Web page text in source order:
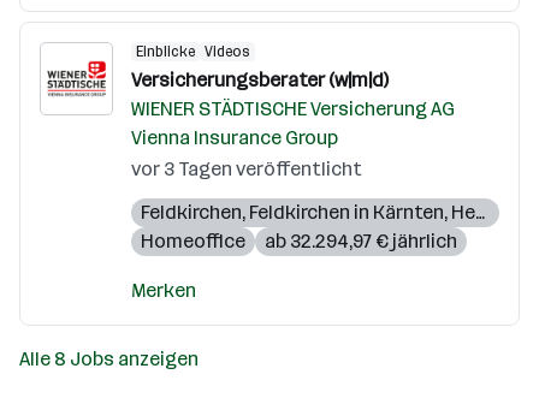
Einblicke Videos
Versicherungsberater (w|m|d)
WIENER STÄDTISCHE Versicherung AG
Vienna Insurance Group
vor 3 Tagen veröffentlicht
Feldkirchen, Feldkirchen in Kärnten, Hermagor
Homeoffice
ab 32.294,97 € jährlich
Merken
Alle 8 Jobs anzeigen